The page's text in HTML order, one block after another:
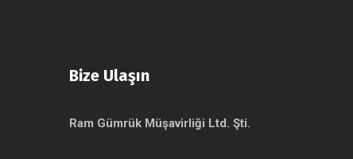
Bize Ulaşın
Ram Gümrük Müşavirliği Ltd. Şti.